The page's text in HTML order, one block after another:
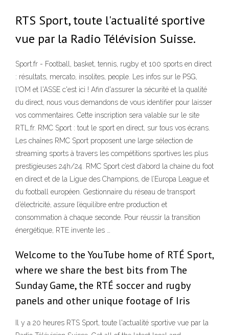
RTS Sport, toute l'actualité sportive
vue par la Radio Télévision Suisse.
Sport.fr - Football, basket, tennis, rugby et 100 sports en direct
: résultats, mercato, insolites, people. Les infos sur le PSG,
l'OM et l'ASSE c'est ici ! Afin d'assurer la sécurité et la qualité
du direct, nous vous demandons de vous identifier pour laisser
vos commentaires. Cette inscription sera valable sur le site
RTL.fr. RMC Sport : tout le sport en direct, sur tous vos écrans.
Les chaînes RMC Sport proposent une large sélection de
streaming sports à travers les compétitions sportives les plus
prestigieuses 24h/24. RMC Sport c’est d’abord la chaine du foot
en direct et de la Ligue des Champions, de l’Europa League et
du football européen. Gestionnaire du réseau de transport
d’électricité, assure l’équilibre entre production et
consommation à chaque seconde. Pour réussir la transition
énergétique, RTE invente les …
Welcome to the YouTube home of RTÉ Sport,
where we share the best bits from The
Sunday Game, the RTÉ soccer and rugby
panels and other unique footage of Iris
Il y a 20 heures RTS Sport, toute l'actualité sportive vue par la